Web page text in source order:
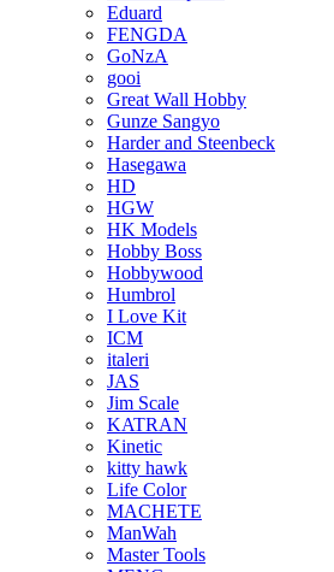
Eduard
FENGDA
GoNzA
gooi
Great Wall Hobby
Gunze Sangyo
Harder and Steenbeck
Hasegawa
HD
HGW
HK Models
Hobby Boss
Hobbywood
Humbrol
I Love Kit
ICM
italeri
JAS
Jim Scale
KATRAN
Kinetic
kitty hawk
Life Color
MACHETE
ManWah
Master Tools